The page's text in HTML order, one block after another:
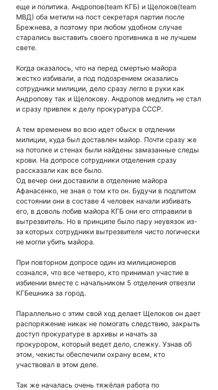
еще и политика. Андропов(team КГБ) и Щелоков(team
МВД) оба метили на пост секретаря партии после
Брежнева, а поэтому при любом удобном случае
старались выставить своего противника в не лучшем
свете.
Когда оказалось, что на перед смертью майора
жестко избивали, а под подозрением оказались
сотрудники милиции, дело сразу легло в руки как
Андропову так и Щелокову. Андропов медлить не стал
и сразу привлек к делу прокуратура СССР.
А тем временем во всю идет обыск в отдлении
милиции, куда был доставлен майор. Почти сразу же
на потолке и стенах были найдены замазанные следы
крови. На допросе сотрудники отделения сразу
рассказали как все было.
Од вечер они доставили в отделение майора
Афанасенко, не зная о том кто он. Будучи в подпитом
состоянии они в составе 4 человек начали избивать
его, в доволь побив майора КГБ они его отправили в
вытрезвитель. Но в принципе было пару неувязок из-
за которых сотрудники вытрезвителя чисто логически
не могли убить майора.
При повторном допросе один из милиционеров
сознался, что все четверо, кто принимал участие в
избиении вместе с начальником 5 отделения отвезли
КГБешника за город.
Параллельно с этим свой ход делает Щелоков он дает
распоряжение никак не помогать следствию, закрыть
доступ прокуратуре в архивы и начать за
прокурором, который ведет дело, слежку. Узнав об
этом, чекисты обеспечили охрану всем, кто
участвовал в этом деле.
Так же началась очень тяжёлая работа по